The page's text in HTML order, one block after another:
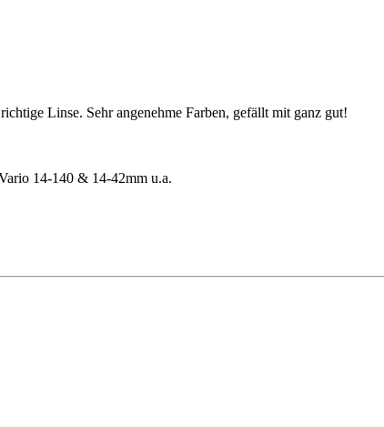
Linse. Sehr angenehme Farben, gefällt mit ganz gut!
14-140 & 14-42mm u.a.